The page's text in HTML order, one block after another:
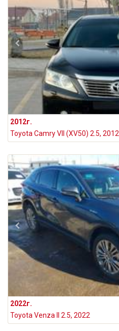
2012г.
Toyota Camry VII (XV50) 2.5, 2012
2022г.
Toyota Venza II 2.5, 2022